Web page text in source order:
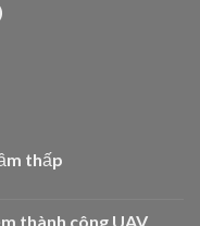
thấp
thành công UAV